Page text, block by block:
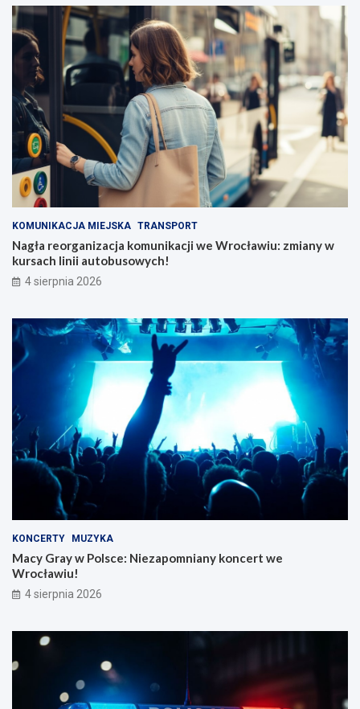
KOMUNIKACJA MIEJSKA TRANSPORT
Nagła reorganizacja komunikacji we Wrocławiu: zmiany w
kursach linii autobusowych!
4 sierpnia 2026
KONCERTY MUZYKA
Macy Gray w Polsce: Niezapomniany koncert we
Wrocławiu!
4 sierpnia 2026